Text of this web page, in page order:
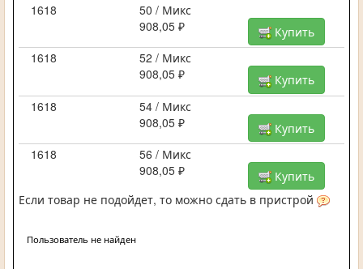
1618
50 / Микс
908,05 ₽
Купить
1618
52 / Микс
908,05 ₽
Купить
1618
54 / Микс
908,05 ₽
Купить
1618
56 / Микс
908,05 ₽
Купить
Если товар не подойдет, то можно сдать в пристрой
Пользователь не найден